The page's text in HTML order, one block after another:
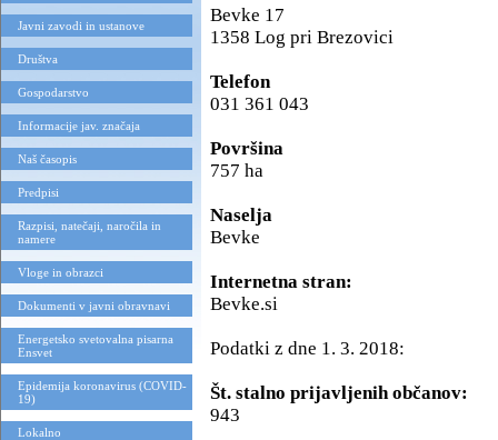
Javni zavodi in ustanove
Društva
Gospodarstvo
Informacije jav. značaja
Naš časopis
Predpisi
Razpisi, natečaji, naročila in
namere
Vloge in obrazci
Dokumenti v javni obravnavi
Energetsko svetovalna pisarna
Ensvet
Epidemija koronavirus (COVID-
19)
Lokalno
Bevke 17
1358 Log pri Brezovici
Telefon
031 361 043
Površina
757 ha
Naselja
Bevke
Internetna stran:
Bevke.si
Podatki z dne 1. 3. 2018:
Št. stalno prijavljenih občanov:
943